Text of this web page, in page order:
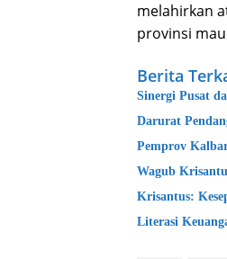
melahirkan
provinsi
Berita
Sinergi Pusat
Darurat
Pemprov
Wagub
Krisantus:
Literasi